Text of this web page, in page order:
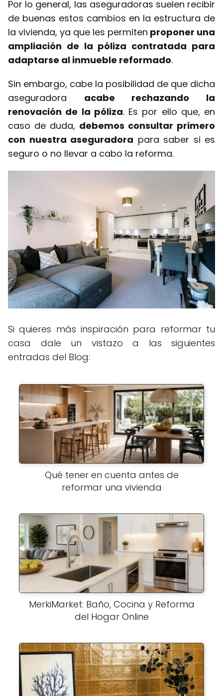
Por lo general, las aseguradoras suelen recibir
de buenas estos cambios en la estructura de
la vivienda, ya que les permiten proponer una
ampliación de la póliza contratada para
adaptarse al inmueble reformado.
Sin embargo, cabe la posibilidad de que dicha
aseguradora acabe rechazando la
renovación de la póliza. Es por ello que, en
caso de duda, debemos consultar primero
con nuestra aseguradora para saber si es
seguro o no llevar a cabo la reforma.
Si quieres más inspiración para reformar tu
casa dale un vistazo a las siguientes
entradas del Blog:
Qué tener en cuenta antes de
reformar una vivienda
MerkiMarket: Baño, Cocina y Reforma
del Hogar Online